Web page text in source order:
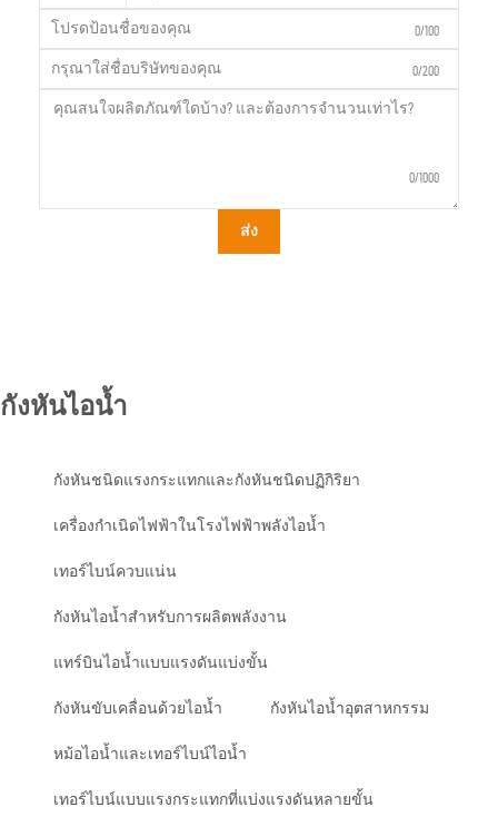
0/100
0/200
0/1000
ส่ง
กังหันไอน้ำ
กังหันชนิดแรงกระแทกและกังหันชนิดปฏิกิริยา
เครื่องกำเนิดไฟฟ้าในโรงไฟฟ้าพลังไอน้ำ
เทอร์ไบน์ควบแน่น
กังหันไอน้ำสำหรับการผลิตพลังงาน
แทร์บินไอน้ำแบบแรงดันแบ่งขั้น
กังหันขับเคลื่อนด้วยไอน้ำ กังหันไอน้ำอุตสาหกรรม
หม้อไอน้ำและเทอร์ไบน์ไอน้ำ
เทอร์ไบน์แบบแรงกระแทกที่แบ่งแรงดันหลายขั้น